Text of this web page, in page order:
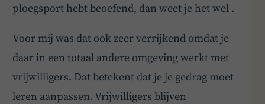
ploegsport hebt beoefend, dan weet je het wel .
Voor mij was dat ook zeer verrijkend omdat je
daar in een totaal andere omgeving werkt met
vrijwilligers. Dat betekent dat je je gedrag moet
leren aanpassen. Vrijwilligers blijven